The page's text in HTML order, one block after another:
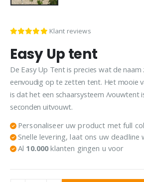
Klant reviews
Easy Up tent
De Easy Up Tent is precies wat de naam
eenvoudig op te zetten tent. Het mooie
is dat het een schaarsysteem /vouwtent
seconden uitvouwt.
Personaliseer uw product met full
Snelle levering, laat ons uw deadline
Al 10.000klanten gingen u voor